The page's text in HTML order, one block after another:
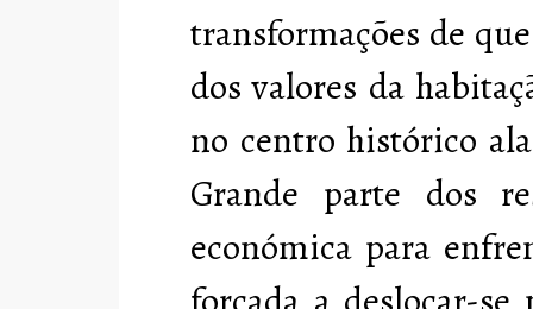
transformações de
dos valores da
no centro histórico
Grande parte dos
económica para